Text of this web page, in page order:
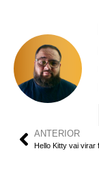
ANTERIOR